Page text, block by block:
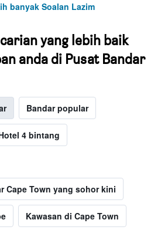
banyak Soalan Lazim
yang lebih baik
anda di Pusat Bandar
Bandar popular
4 bintang
Cape Town yang sohor kini
Kawasan di Cape Town